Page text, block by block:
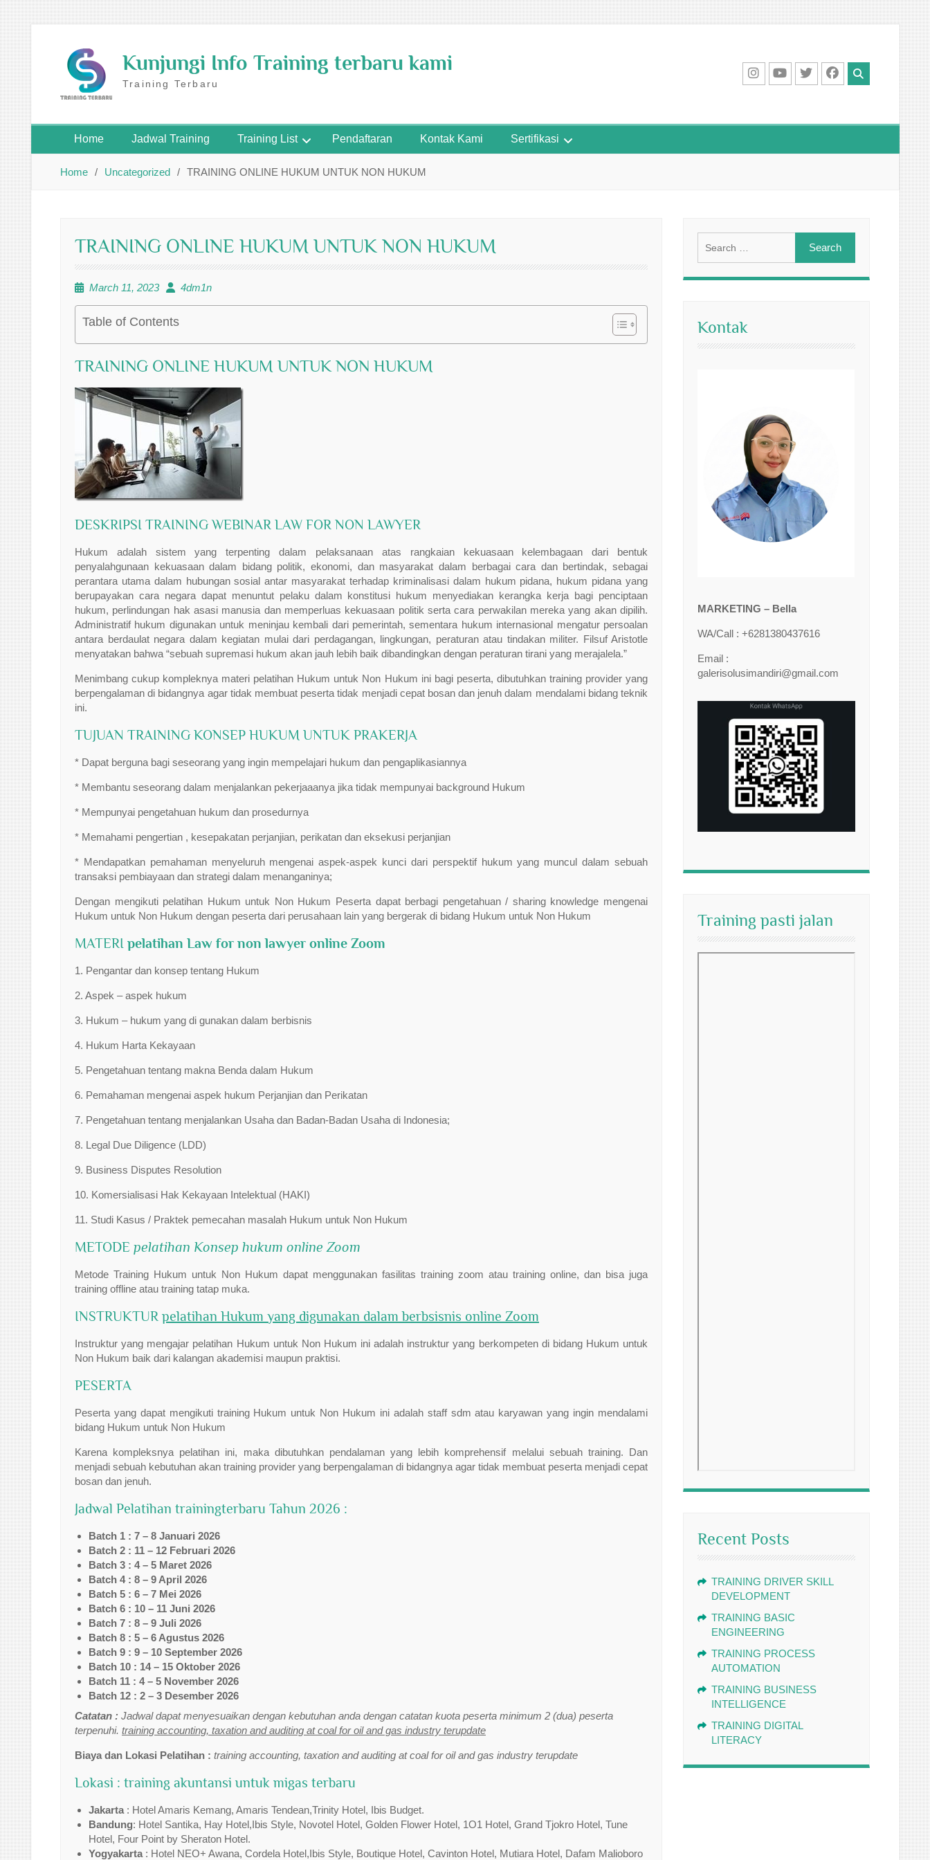
Skip
to
content
Kunjungi Info Training terbaru kami
Training Terbaru
Home Jadwal Training Training List Pendaftaran Kontak Kami Sertifikasi
Home Uncategorized TRAINING ONLINE HUKUM UNTUK NON HUKUM
TRAINING ONLINE HUKUM UNTUK NON HUKUM
March 11, 2023 4dm1n
Table of Contents
TRAINING ONLINE HUKUM UNTUK NON HUKUM
DESKRIPSI TRAINING WEBINAR LAW FOR NON LAWYER
Hukum adalah sistem yang terpenting dalam pelaksanaan atas rangkaian kekuasaan kelembagaan dari bentuk
penyalahgunaan kekuasaan dalam bidang politik, ekonomi, dan masyarakat dalam berbagai cara dan bertindak, sebagai
perantara utama dalam hubungan sosial antar masyarakat terhadap kriminalisasi dalam hukum pidana, hukum pidana yang
berupayakan cara negara dapat menuntut pelaku dalam konstitusi hukum menyediakan kerangka kerja bagi penciptaan
hukum, perlindungan hak asasi manusia dan memperluas kekuasaan politik serta cara perwakilan mereka yang akan dipilih.
Administratif hukum digunakan untuk meninjau kembali dari pemerintah, sementara hukum internasional mengatur persoalan
antara berdaulat negara dalam kegiatan mulai dari perdagangan, lingkungan, peraturan atau tindakan militer. Filsuf Aristotle
menyatakan bahwa “sebuah supremasi hukum akan jauh lebih baik dibandingkan dengan peraturan tirani yang merajalela.”
Menimbang cukup kompleknya materi pelatihan Hukum untuk Non Hukum ini bagi peserta, dibutuhkan training provider yang
berpengalaman di bidangnya agar tidak membuat peserta tidak menjadi cepat bosan dan jenuh dalam mendalami bidang teknik
ini.
TUJUAN TRAINING KONSEP HUKUM UNTUK PRAKERJA
* Dapat berguna bagi seseorang yang ingin mempelajari hukum dan pengaplikasiannya
* Membantu seseorang dalam menjalankan pekerjaaanya jika tidak mempunyai background Hukum
* Mempunyai pengetahuan hukum dan prosedurnya
* Memahami pengertian , kesepakatan perjanjian, perikatan dan eksekusi perjanjian
* Mendapatkan pemahaman menyeluruh mengenai aspek-aspek kunci dari perspektif hukum yang muncul dalam sebuah
transaksi pembiayaan dan strategi dalam menanganinya;
Dengan mengikuti pelatihan Hukum untuk Non Hukum Peserta dapat berbagi pengetahuan / sharing knowledge mengenai
Hukum untuk Non Hukum dengan peserta dari perusahaan lain yang bergerak di bidang Hukum untuk Non Hukum
MATERI pelatihan Law for non lawyer online Zoom
1. Pengantar dan konsep tentang Hukum
2. Aspek – aspek hukum
3. Hukum – hukum yang di gunakan dalam berbisnis
4. Hukum Harta Kekayaan
5. Pengetahuan tentang makna Benda dalam Hukum
6. Pemahaman mengenai aspek hukum Perjanjian dan Perikatan
7. Pengetahuan tentang menjalankan Usaha dan Badan-Badan Usaha di Indonesia;
8. Legal Due Diligence (LDD)
9. Business Disputes Resolution
10. Komersialisasi Hak Kekayaan Intelektual (HAKI)
11. Studi Kasus / Praktek pemecahan masalah Hukum untuk Non Hukum
METODE pelatihan Konsep hukum online Zoom
Metode Training Hukum untuk Non Hukum dapat menggunakan fasilitas training zoom atau training online, dan bisa juga
training offline atau training tatap muka.
INSTRUKTUR pelatihan Hukum yang digunakan dalam berbsisnis online Zoom
Instruktur yang mengajar pelatihan Hukum untuk Non Hukum ini adalah instruktur yang berkompeten di bidang Hukum untuk
Non Hukum baik dari kalangan akademisi maupun praktisi.
PESERTA
Peserta yang dapat mengikuti training Hukum untuk Non Hukum ini adalah staff sdm atau karyawan yang ingin mendalami
bidang Hukum untuk Non Hukum
Karena kompleksnya pelatihan ini, maka dibutuhkan pendalaman yang lebih komprehensif melalui sebuah training. Dan
menjadi sebuah kebutuhan akan training provider yang berpengalaman di bidangnya agar tidak membuat peserta menjadi cepat
bosan dan jenuh.
Jadwal Pelatihan trainingterbaru Tahun 2026 :
Batch 1 : 7 – 8 Januari 2026
Batch 2 : 11 – 12 Februari 2026
Batch 3 : 4 – 5 Maret 2026
Batch 4 : 8 – 9 April 2026
Batch 5 : 6 – 7 Mei 2026
Batch 6 : 10 – 11 Juni 2026
Batch 7 : 8 – 9 Juli 2026
Batch 8 : 5 – 6 Agustus 2026
Batch 9 : 9 – 10 September 2026
Batch 10 : 14 – 15 Oktober 2026
Batch 11 : 4 – 5 November 2026
Batch 12 : 2 – 3 Desember 2026
Catatan : Jadwal dapat menyesuaikan dengan kebutuhan anda dengan catatan kuota peserta minimum 2 (dua) peserta
terpenuhi. training accounting, taxation and auditing at coal for oil and gas industry terupdate
Biaya dan Lokasi Pelatihan : training accounting, taxation and auditing at coal for oil and gas industry terupdate
Lokasi : training akuntansi untuk migas terbaru
Jakarta : Hotel Amaris Kemang, Amaris Tendean,Trinity Hotel, Ibis Budget.
Bandung: Hotel Santika, Hay Hotel,Ibis Style, Novotel Hotel, Golden Flower Hotel, 1O1 Hotel, Grand Tjokro Hotel, Tune
Hotel, Four Point by Sheraton Hotel.
Yogyakarta : Hotel NEO+ Awana, Cordela Hotel,Ibis Style, Boutique Hotel, Cavinton Hotel, Mutiara Hotel, Dafam Malioboro
for:
Kontak
MARKETING – Bella
WA/Call : +6281380437616
Email :
galerisolusimandiri@gmail.com
Training pasti jalan
Recent Posts
TRAINING DRIVER SKILL
DEVELOPMENT
TRAINING BASIC
ENGINEERING
TRAINING PROCESS
AUTOMATION
TRAINING BUSINESS
INTELLIGENCE
TRAINING DIGITAL
LITERACY